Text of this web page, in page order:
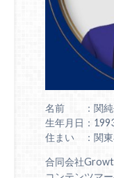
名前 ：関純
生年月日：
住まい ：関東
合同会社